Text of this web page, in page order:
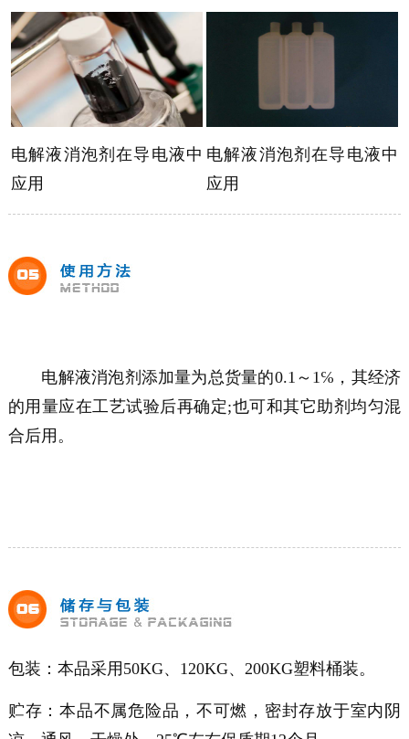
电解液消泡剂在导电液中
应用
电解液消泡剂在导电液中
应用
电解液消泡剂 添加量为总货量的0.1～1℅，其经济
的用量应在工艺试验后再确定;也可和其它助剂均匀混
合后用。
包装：本品采用50KG、120KG、200KG塑料桶装。
贮存：本品不属危险品，不可燃，密封存放于室内阴